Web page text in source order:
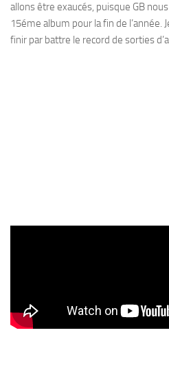
allons être exaucés, puisque GB
15éme album pour la fin de l’année.
finir par battre le record de sorties